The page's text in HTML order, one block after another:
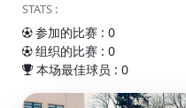
STATS :
参加的比赛 : 0
组织的比赛 : 0
本场最佳球员 : 0